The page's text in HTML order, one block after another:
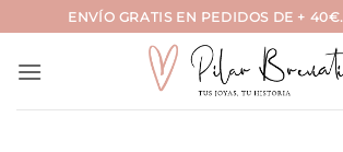
al
contenido
ENVÍO GRATIS EN PEDIDOS DE + 40€.